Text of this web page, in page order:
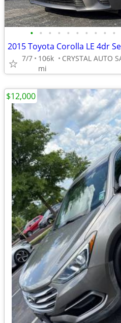
• • • • • • • • • •
2015 Toyota Corolla LE 4dr
7/7
106k
mi
$12,000